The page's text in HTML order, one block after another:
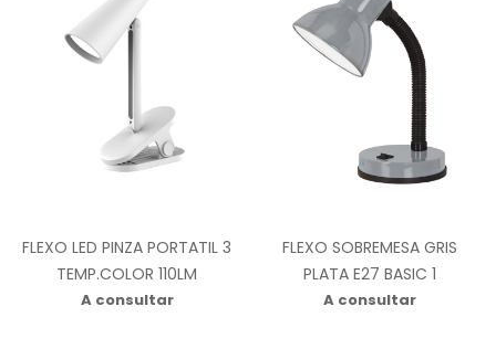
FLEXO LED PINZA PORTATIL 3
TEMP.COLOR 110LM
A consultar
FLEXO SOBREMESA GRIS
PLATA E27 BASIC 1
A consultar